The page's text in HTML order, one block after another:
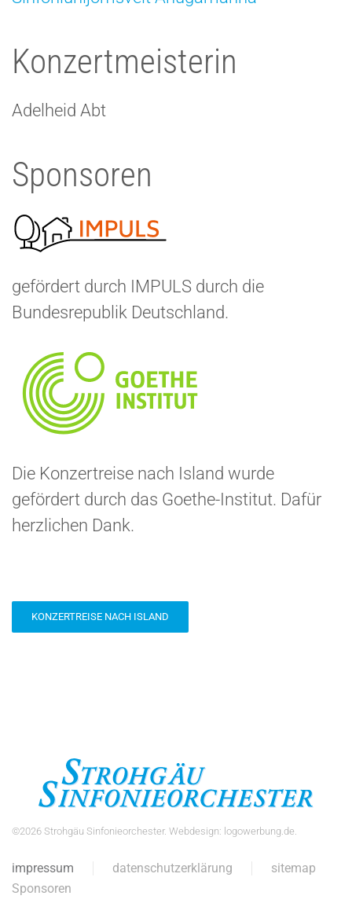
Konzertmeisterin
Adelheid Abt
Sponsoren
gefördert durch IMPULS durch die
Bundesrepublik Deutschland.
Die Konzertreise nach Island wurde
gefördert durch das Goethe-Institut. Dafür
herzlichen Dank.
KONZERTREISE NACH ISLAND
©2026 Strohgäu Sinfonieorchester. Webdesign: logowerbung.de.
impressum datenschutzerklärung
sitemap
Sponsoren